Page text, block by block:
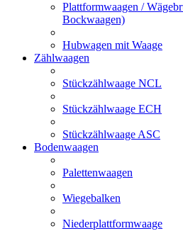
Plattformwaagen /
Bockwaagen)
Hubwagen mit Waage
Zählwaagen
Stückzählwaage NCL
Stückzählwaage ECH
Stückzählwaage ASC
Bodenwaagen
Palettenwaagen
Wiegebalken
Niederplattformwaage